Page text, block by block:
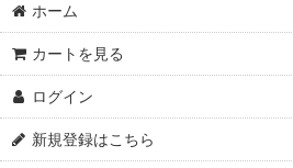
ホーム
カートを見る
ログイン
新規登録はこちら